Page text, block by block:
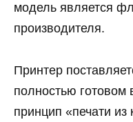
модель является
производителя.
Принтер
полностью готовом
принцип «печати из